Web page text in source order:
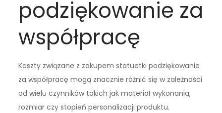
podziękowanie za
współpracę
Koszty związane z zakupem statuetki podziękowanie
za współpracę mogą znacznie różnić się w zależności
od wielu czynników takich jak materiał wykonania,
rozmiar czy stopień personalizacji produktu.